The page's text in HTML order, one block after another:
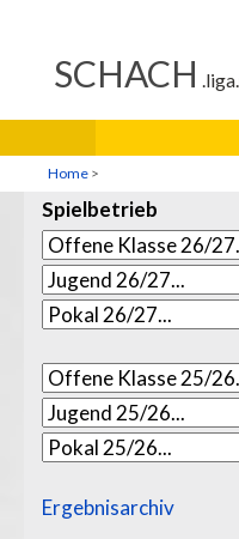
Home >
Spielbetrieb
Ergebnisarchiv